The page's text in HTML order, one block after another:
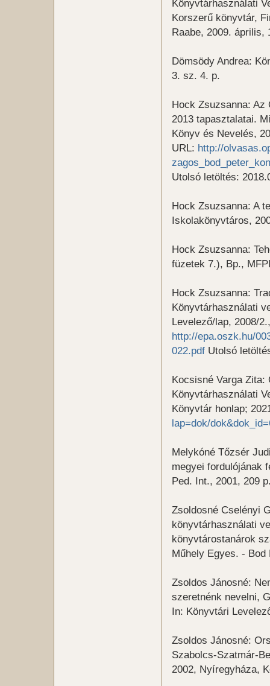
Könyvtárhasználati
Korszerű könyvtár,
Raabe, 2009. április,
Dömsödy Andrea:
3. sz. 4. p.
Hock Zsuzsanna: Az
2013 tapasztalatai.
Könyv és Nevelés,
URL: http://
Utolsó letöltés:
Hock Zsuzsanna: A
Iskolakönyvtáros,
Hock Zsuzsanna:
füzetek 7.), Bp.,
Hock Zsuzsanna:
Könyvtárhasználati
Levelező/lap, 2008/
http://epa.oszk.hu/
022.pdf Utolsó
Kocsisné Varga
Könyvtárhasználati
Könyvtár honlap;
lap=dok/
Melykóné Tőzsér
megyei fordulójának
Ped. Int., 2001, 209
Zsoldosné Cselényi
könyvtárhasználati
könyvtárostanárok
Műhely Egyes. -
Zsoldos Jánosné:
szeretnénk nevelni,
In: Könyvtári
Zsoldos Jánosné:
Szabolcs-Szatmár-
2002, Nyíregyháza,